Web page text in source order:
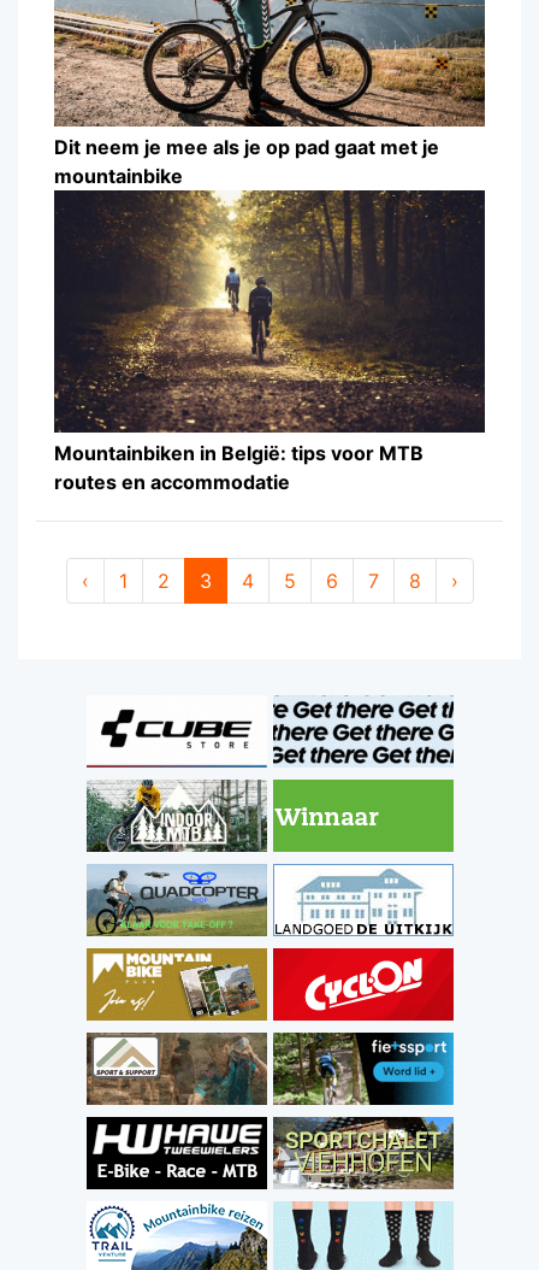
Dit neem je mee als je op pad gaat met je
mountainbike
Mountainbiken in België: tips voor MTB
routes en accommodatie
‹ 1 2 3 4 5 6 7 8 ›